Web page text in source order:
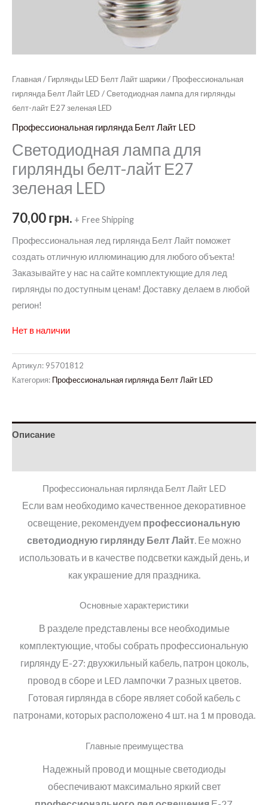
Главная / Гирлянды LED Белт Лайт шарики/ Профессиональная
гирлянда Белт Лайт LED / Светодиодная лампа для гирлянды
белт-лайт Е27 зеленая LED
Профессиональная гирлянда Белт Лайт LED
Светодиодная лампа для
гирлянды белт-лайт Е27
зеленая LED
70,00грн. + Free Shipping
Профессиональная лед гирлянда Белт Лайт поможет
создать отличную иллюминацию для любого объекта!
Заказывайте у нас на сайте комплектующие для лед
гирлянды по доступным ценам! Доставку делаем в любой
регион!
Нет в наличии
Артикул: 95701812
Категория: Профессиональная гирлянда Белт Лайт LED
Описание
Профессиональная гирлянда Белт Лайт LED
Если вам необходимо качественное декоративное
освещение, рекомендуем профессиональную
светодиодную гирлянду Белт Лайт. Ее можно
использовать и в качестве подсветки каждый день, и
как украшение для праздника.
Основные характеристики
В разделе представлены все необходимые
комплектующие, чтобы собрать профессиональную
гирлянду Е-27: двухжильный кабель, патрон цоколь,
провод в сборе и LED лампочки 7 разных цветов.
Готовая гирлянда в сборе являет собой кабель с
патронами, которых расположено 4 шт. на 1 м провода.
Главные преимущества
Надежный провод и мощные светодиоды
обеспечивают максимально яркий свет